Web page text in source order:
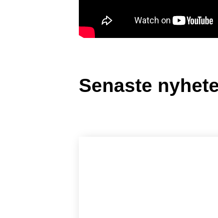
Senaste